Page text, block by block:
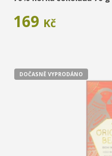
169 Kč
DOČASNĚ VYPRODÁNO